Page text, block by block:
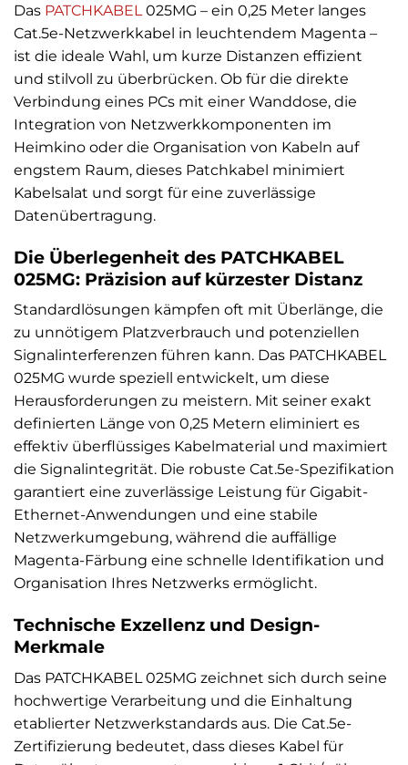
Das PATCHKABEL025MG – ein 0,25 Meter langes
Cat.5e-Netzwerkkabel in leuchtendem Magenta –
ist die ideale Wahl, um kurze Distanzen effizient
und stilvoll zu überbrücken. Ob für die direkte
Verbindung eines PCs mit einer Wanddose, die
Integration von Netzwerkkomponenten im
Heimkino oder die Organisation von Kabeln auf
engstem Raum, dieses Patchkabel minimiert
Kabelsalat und sorgt für eine zuverlässige
Datenübertragung.
Die Überlegenheit des PATCHKABEL
025MG: Präzision auf kürzester Distanz
Standardlösungen kämpfen oft mit Überlänge, die
zu unnötigem Platzverbrauch und potenziellen
Signalinterferenzen führen kann. Das PATCHKABEL
025MG wurde speziell entwickelt, um diese
Herausforderungen zu meistern. Mit seiner exakt
definierten Länge von 0,25 Metern eliminiert es
effektiv überflüssiges Kabelmaterial und maximiert
die Signalintegrität. Die robuste Cat.5e-Spezifikation
garantiert eine zuverlässige Leistung für Gigabit-
Ethernet-Anwendungen und eine stabile
Netzwerkumgebung, während die auffällige
Magenta-Färbung eine schnelle Identifikation und
Organisation Ihres Netzwerks ermöglicht.
Technische Exzellenz und Design-
Merkmale
Das PATCHKABEL 025MG zeichnet sich durch seine
hochwertige Verarbeitung und die Einhaltung
etablierter Netzwerkstandards aus. Die Cat.5e-
Zertifizierung bedeutet, dass dieses Kabel für